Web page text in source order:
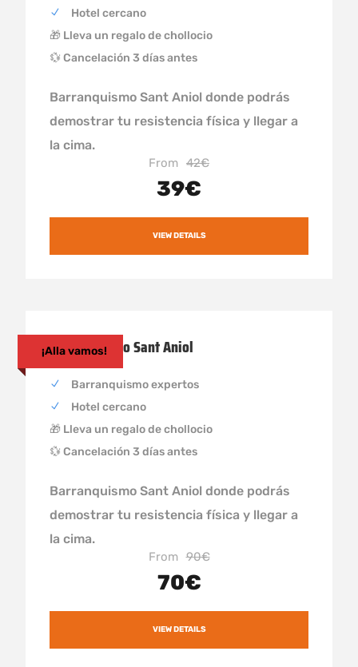
Hotel cercano
🎁 Lleva un regalo de chollocio
💱 Cancelación 3 días antes
Barranquismo Sant Aniol donde podrás
demostrar tu resistencia física y llegar a
la cima.
From 42€
39€
VIEW DETAILS
¡Alla vamos!
Barranquismo Sant Aniol
Barranquismo expertos
Hotel cercano
🎁 Lleva un regalo de chollocio
💱 Cancelación 3 días antes
Barranquismo Sant Aniol donde podrás
demostrar tu resistencia física y llegar a
la cima.
From 90€
70€
VIEW DETAILS